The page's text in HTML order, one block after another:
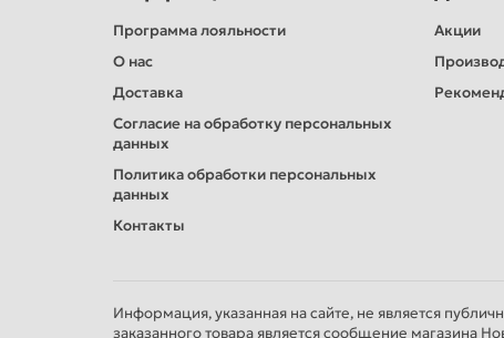
Программа лояльности
О нас
Доставка
Согласие на обработку персональных
данных
Политика обработки персональных
данных
Контакты
Акции
Информация, указанная на сайте, не является
заказанного товара является сообщение магазина